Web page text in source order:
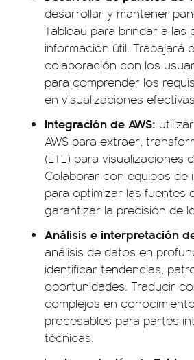
desarrollar y mantener
Tableau para brindar a las
información útil. Trabajará
colaboración con los
para comprender los
en visualizaciones
Integración de AWS:
AWS para extraer,
(ETL) para visualizaciones
Colaborar con equipos de
para optimizar las fuentes
garantizar la precisión de
Análisis e interpretación
análisis de datos en
identificar tendencias,
oportunidades. Traducir
complejos en
procesables para partes
técnicas.